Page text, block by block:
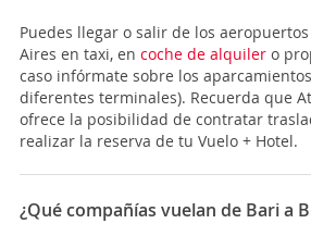
Puedes llegar o salir de los
Aires en taxi, en coche de alquiler o
caso infórmate sobre los
diferentes terminales). Recuerda que
ofrece la posibilidad de contratar
realizar la reserva de tu Vuelo + Hotel.
¿Qué compañías vuelan de Bari a